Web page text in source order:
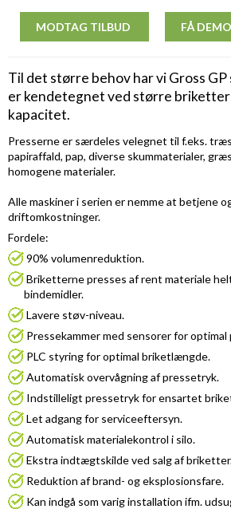
MODTAG TILBUD FÅ
Til det større behov har vi Gross
er kendetegnet ved større
kapacitet.
Presserne er særdeles velegnet til f.eks.
papiraffald, pap, diverse skummaterialer,
homogene materialer.
Alle maskiner i serien er nemme at betjene
driftomkostninger.
Fordele:
90% volumenreduktion.
Briketterne presses af rent materiale
bindemidler.
Lavere støv-niveau.
Pressekammer med sensorer for optimal
PLC styring for optimal briketlængde.
Automatisk overvågning af pressetryk.
Indstilleligt pressetryk for ensartet
Let adgang for serviceeftersyn.
Automatisk materialekontrol i silo.
Ekstra indtægtskilde ved salg af
Reduktion af brand- og eksplosionsfare.
Kan indgå som varig installation ifm.